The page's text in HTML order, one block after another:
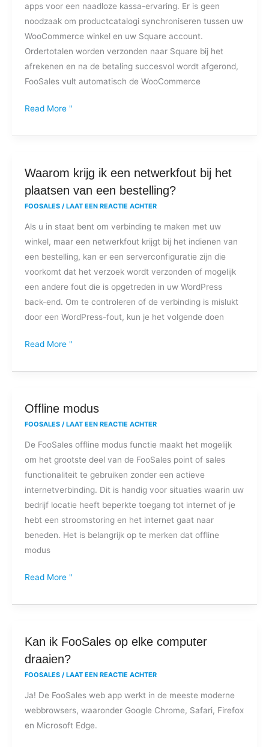
apps voor een naadloze kassa-ervaring. Er is geen
noodzaak om productcatalogi synchroniseren tussen uw
WooCommerce winkel en uw Square account.
Ordertotalen worden verzonden naar Square bij het
afrekenen en na de betaling succesvol wordt afgerond,
FooSales vult automatisch de WooCommerce
Read More "
Waarom krijg ik een netwerkfout bij het
plaatsen van een bestelling?
FOOSALES / LAAT EEN REACTIE ACHTER
Als u in staat bent om verbinding te maken met uw
winkel, maar een netwerkfout krijgt bij het indienen van
een bestelling, kan er een serverconfiguratie zijn die
voorkomt dat het verzoek wordt verzonden of mogelijk
een andere fout die is opgetreden in uw WordPress
back-end. Om te controleren of de verbinding is mislukt
door een WordPress-fout, kun je het volgende doen
Waarom
krijg
ik
netwerkfout
bij
het
plaatsen
van
een
bestelling?
Read More "
Offline modus
FOOSALES / LAAT EEN REACTIE ACHTER
De FooSales offline modus functie maakt het mogelijk
om het grootste deel van de FooSales point of sales
functionaliteit te gebruiken zonder een actieve
internetverbinding. Dit is handig voor situaties waarin uw
bedrijf locatie heeft beperkte toegang tot internet of je
hebt een stroomstoring en het internet gaat naar
beneden. Het is belangrijk op te merken dat offline
modus
Offline
modus
Read More "
Kan ik FooSales op elke computer
draaien?
FOOSALES / LAAT EEN REACTIE ACHTER
Ja! De FooSales web app werkt in de meeste moderne
webbrowsers, waaronder Google Chrome, Safari, Firefox
en Microsoft Edge.
Kan
ik
FooSales
elke
computer
draaien?